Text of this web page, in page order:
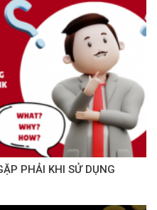
PHẢI KHI SỬ DỤNG